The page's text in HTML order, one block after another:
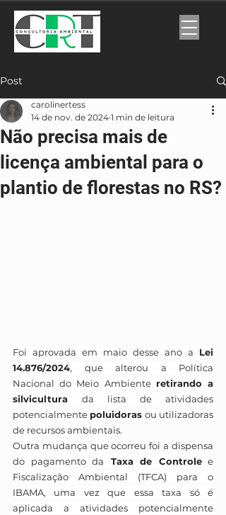
Post
Não precisa mais de
licença ambiental para o
plantio de florestas no RS?
carolinertess
14 de nov. de 2024 1 min de leitura
Foi aprovada em maio desse ano a Lei
14.876/2024, que alterou a Política
Nacional do Meio Ambiente retirando a
silvicultura da lista de atividades
potencialmente poluidoras ou utilizadoras
de recursos ambientais.
Outra mudança que ocorreu foi a dispensa
do pagamento da Taxa de Controle e
Fiscalização Ambiental (TFCA) para o
IBAMA, uma vez que essa taxa só é
aplicada a atividades potencialmente